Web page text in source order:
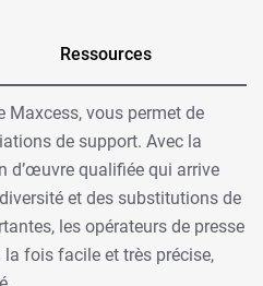
Ressources
Maxcess, vous permet de
de support. Avec la
d’œuvre qualifiée qui arrive
et des substitutions de
les opérateurs de presse
la fois facile et très précise,